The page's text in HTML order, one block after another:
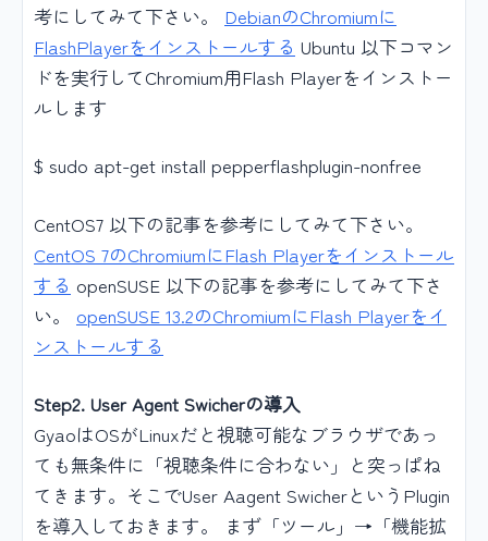
考にしてみて下さい。 DebianのChromiumに
FlashPlayerをインストールする Ubuntu 以下コマン
ドを実行してChromium用Flash Playerをインストー
ルします
$ sudo apt-get install pepperflashplugin-nonfree
CentOS7 以下の記事を参考にしてみて下さい。
CentOS 7のChromiumにFlash Playerをインストール
する openSUSE 以下の記事を参考にしてみて下さ
い。 openSUSE 13.2のChromiumにFlash Playerをイ
ンストールする
Step2. User Agent Swicherの導入
GyaoはOSがLinuxだと視聴可能なブラウザであっ
ても無条件に「視聴条件に合わない」と突っぱね
てきます。そこでUser Aagent SwicherというPlugin
を導入しておきます。 まず「ツール」→「機能拡